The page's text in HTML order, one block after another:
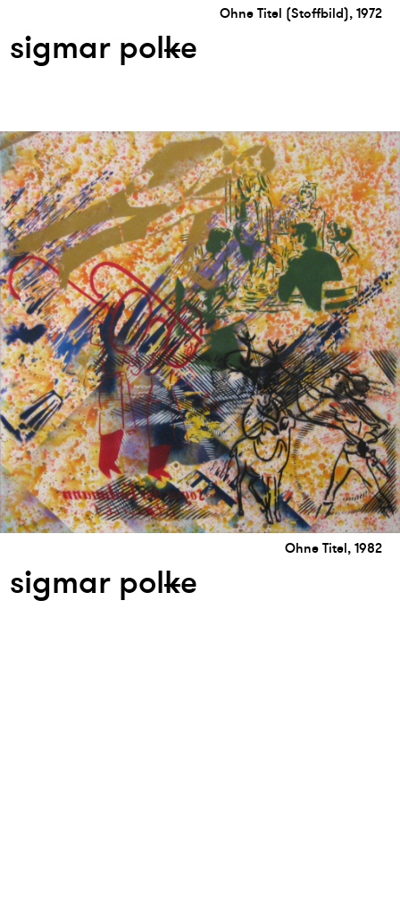
Ohne Titel (Stoffbild), 1972
sigmar polke
Ohne Titel, 1982
sigmar polke